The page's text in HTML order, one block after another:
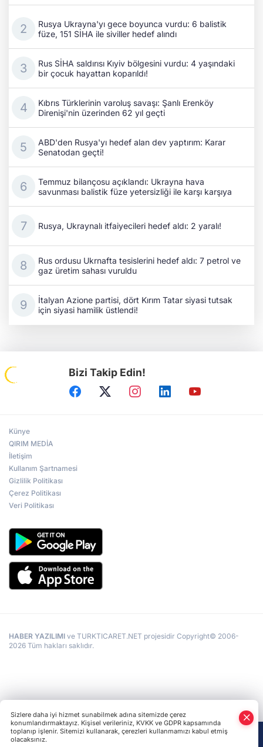
Rusya Ukrayna'yı gece boyunca vurdu: 6 balistik
füze, 151 SİHA ile siviller hedef alındı
Rus SİHA saldırısı Kıyiv bölgesini vurdu: 4 yaşındaki
bir çocuk hayattan koparıldı!
Kıbrıs Türklerinin varoluş savaşı: Şanlı Erenköy
Direnişi'nin üzerinden 62 yıl geçti
ABD'den Rusya'yı hedef alan dev yaptırım: Karar
Senatodan geçti!
Temmuz bilançosu açıklandı: Ukrayna hava
savunması balistik füze yetersizliği ile karşı karşıya
Rusya, Ukraynalı itfaiyecileri hedef aldı: 2 yaralı!
Rus ordusu Ukrnafta tesislerini hedef aldı: 7 petrol ve
gaz üretim sahası vuruldu
İtalyan Azione partisi, dört Kırım Tatar siyasi tutsak
için siyasi hamilik üstlendi!
Bizi Takip Edin!
Künye
QIRIM MEDİA
İletişim
Kullanım Şartnamesi
Gizlilik Politikası
Çerez Politikası
Veri Politikası
HABER YAZILIMI ve TURKTICARET.NET projesidir Copyright© 2006-
2026 Tüm hakları saklıdır.
Sizlere daha iyi hizmet sunabilmek adına sitemizde çerez
konumlandırmaktayız. Kişisel verileriniz, KVKK ve GDPR kapsamında
toplanıp işlenir. Sitemizi kullanarak, çerezleri kullanmamızı kabul etmiş
olacaksınız.